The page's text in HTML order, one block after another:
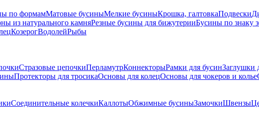
по формамМатовые бусиныМелкие бусиныКрошка, галтовкаПодвески
из натурального камняРезные бусины для бижутерииБусины по знаку
КозерогВодолейРыбы
Стразовые цепочкиПерламутрКоннекторыРамки для бусинЗаглушки
Протекторы для тросикаОсновы для колецОсновы для чокеров и колье
Соединительные колечкиКаллотыОбжимные бусиныЗамочкиШвензы